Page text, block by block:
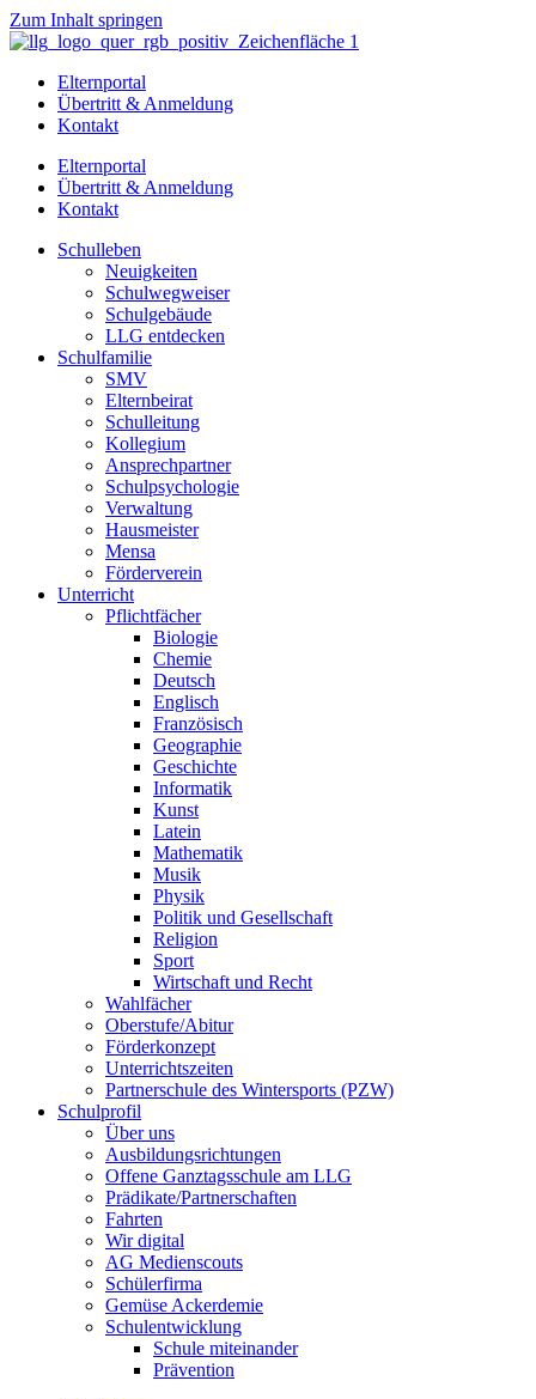
Zum Inhalt springen
Elternportal
Übertritt & Anmeldung
Kontakt
Elternportal
Übertritt & Anmeldung
Kontakt
Schulleben
Neuigkeiten
Schulwegweiser
Schulgebäude
LLG entdecken
Schulfamilie
SMV
Elternbeirat
Schulleitung
Kollegium
Ansprechpartner
Schulpsychologie
Verwaltung
Hausmeister
Mensa
Förderverein
Unterricht
Pflichtfächer
Biologie
Chemie
Deutsch
Englisch
Französisch
Geographie
Geschichte
Informatik
Kunst
Latein
Mathematik
Musik
Physik
Politik und Gesellschaft
Religion
Sport
Wirtschaft und Recht
Wahlfächer
Oberstufe/Abitur
Förderkonzept
Unterrichtszeiten
Partnerschule des Wintersports (PZW)
Schulprofil
Über uns
Ausbildungsrichtungen
Offene Ganztagsschule am LLG
Prädikate/Partnerschaften
Fahrten
Wir digital
AG Medienscouts
Schülerfirma
Gemüse Ackerdemie
Schulentwicklung
Schule miteinander
Prävention